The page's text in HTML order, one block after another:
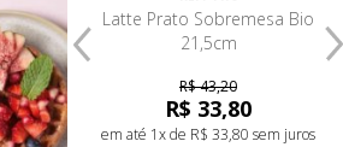
juros
Latte Prato Sobremesa Bio
21,5cm
R$ 43,20
R$ 33,80
em até 1x de R$ 33,80 sem juros